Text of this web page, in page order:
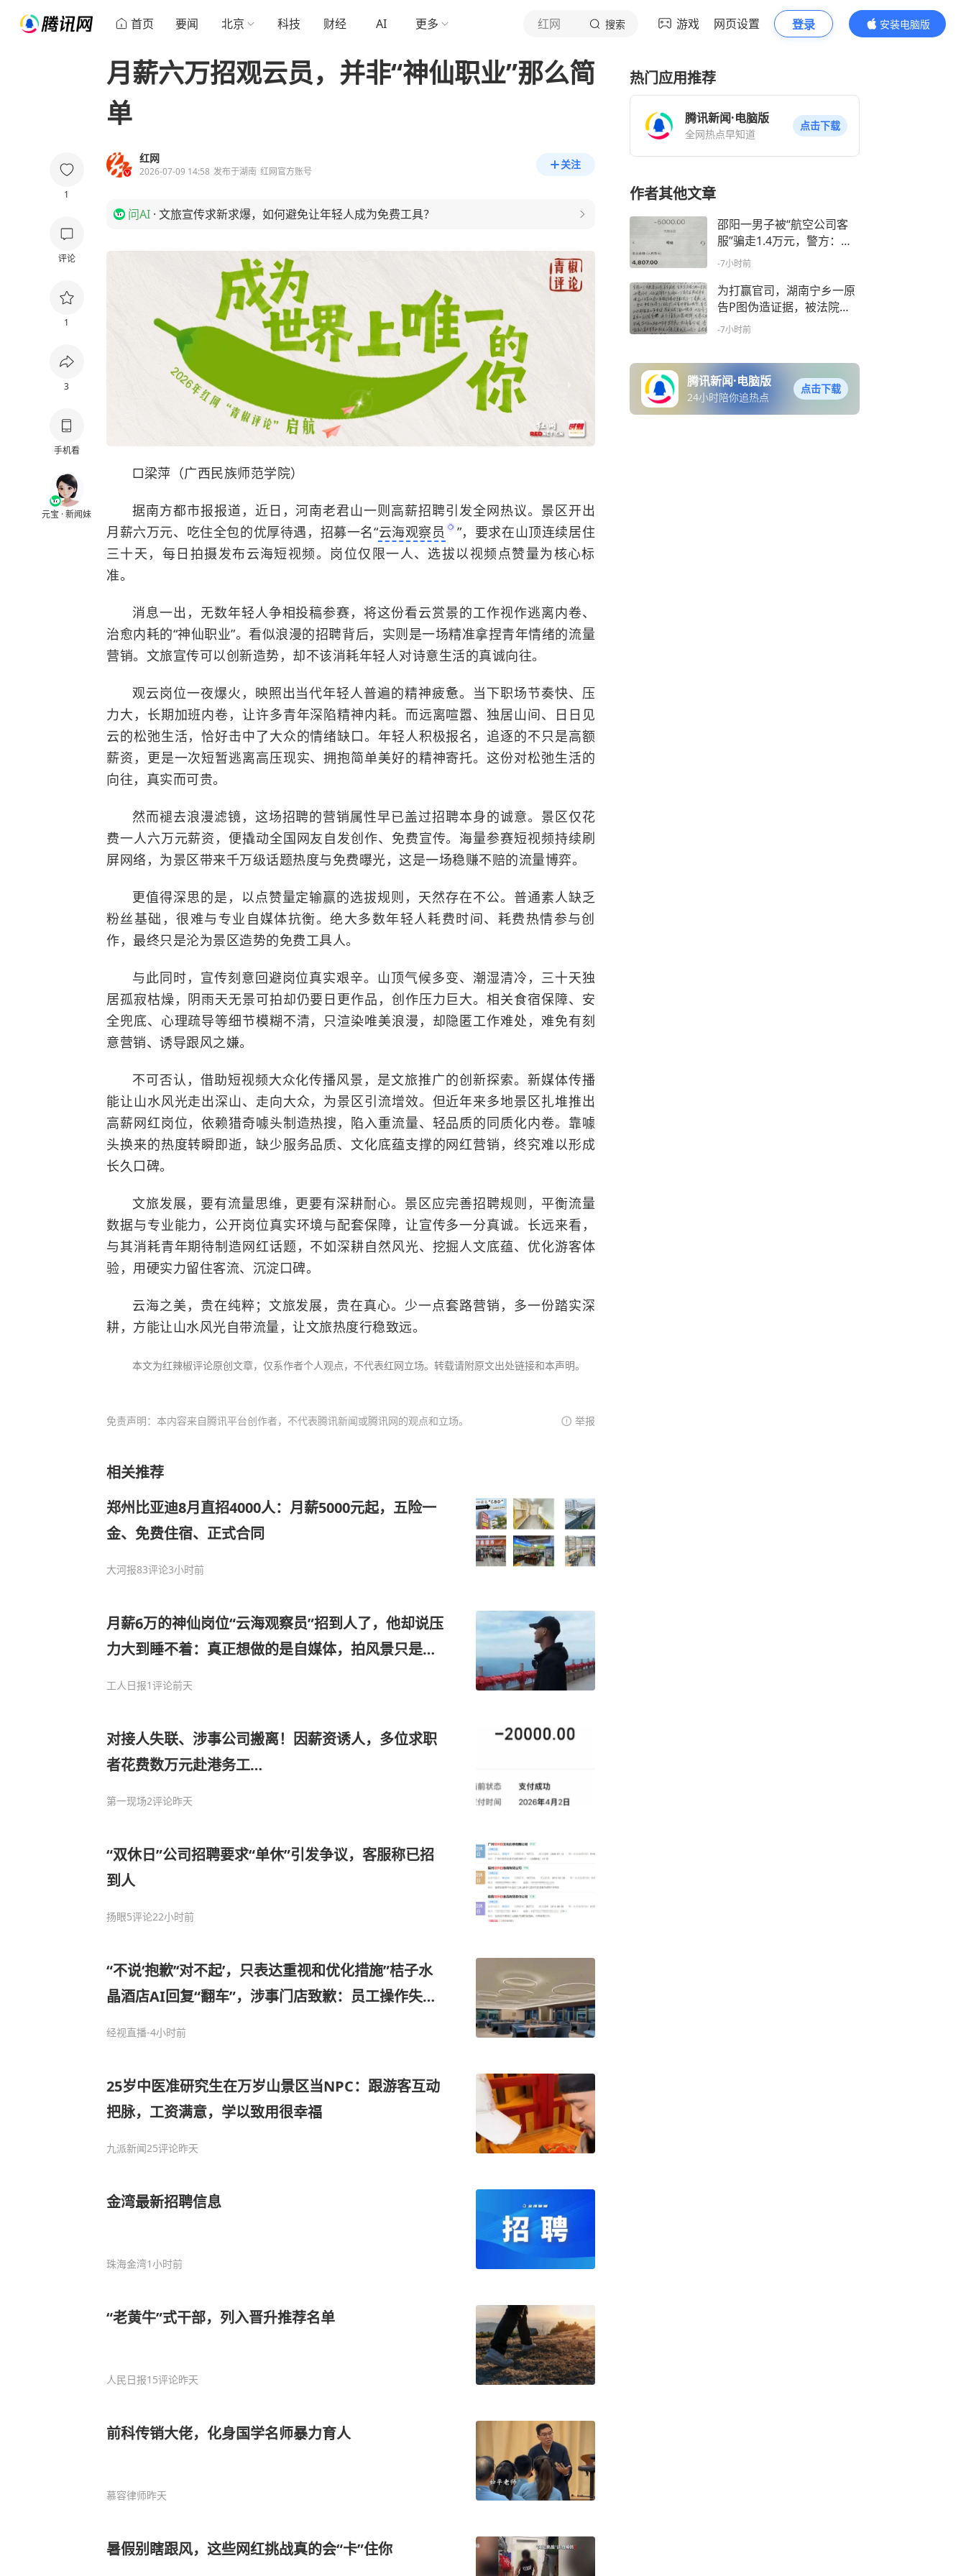
首页 要闻 北京 科技 财经 AI 更多 红网 搜索 游戏 网页设置 登录
安装电脑版
内容更精彩
1
评论
1
3
手机看
元宝 · 新闻妹
月薪六万招观云员，并非“神仙职业”那么简
单
红网
2026-07-09 14:58 发布于湖南 红网官方账号
关注
问AI · 文旅宣传求新求爆，如何避免让年轻人成为免费工具？
□梁萍（广西民族师范学院）
据南方都市报报道，近日，河南老君山一则高薪招聘引发全网热议。景区开出
月薪六万元、吃住全包的优厚待遇，招募一名“云海观察员
”，要求在山顶连续居住
三十天，每日拍摄发布云海短视频。岗位仅限一人、选拔以视频点赞量为核心标
准。
消息一出，无数年轻人争相投稿参赛，将这份看云赏景的工作视作逃离内卷、
治愈内耗的“神仙职业”。看似浪漫的招聘背后，实则是一场精准拿捏青年情绪的流量
营销。文旅宣传可以创新造势，却不该消耗年轻人对诗意生活的真诚向往。
观云岗位一夜爆火，映照出当代年轻人普遍的精神疲惫。当下职场节奏快、压
力大，长期加班内卷，让许多青年深陷精神内耗。而远离喧嚣、独居山间、日日见
云的松弛生活，恰好击中了大众的情绪缺口。年轻人积极报名，追逐的不只是高额
薪资，更是一次短暂逃离高压现实、拥抱简单美好的精神寄托。这份对松弛生活的
向往，真实而可贵。
然而褪去浪漫滤镜，这场招聘的营销属性早已盖过招聘本身的诚意。景区仅花
费一人六万元薪资，便撬动全国网友自发创作、免费宣传。海量参赛短视频持续刷
屏网络，为景区带来千万级话题热度与免费曝光，这是一场稳赚不赔的流量博弈。
更值得深思的是，以点赞量定输赢的选拔规则，天然存在不公。普通素人缺乏
粉丝基础，很难与专业自媒体抗衡。绝大多数年轻人耗费时间、耗费热情参与创
作，最终只是沦为景区造势的免费工具人。
与此同时，宣传刻意回避岗位真实艰辛。山顶气候多变、潮湿清冷，三十天独
居孤寂枯燥，阴雨天无景可拍却仍要日更作品，创作压力巨大。相关食宿保障、安
全兜底、心理疏导等细节模糊不清，只渲染唯美浪漫，却隐匿工作难处，难免有刻
意营销、诱导跟风之嫌。
不可否认，借助短视频大众化传播风景，是文旅推广的创新探索。新媒体传播
能让山水风光走出深山、走向大众，为景区引流增效。但近年来多地景区扎堆推出
高薪网红岗位，依赖猎奇噱头制造热搜，陷入重流量、轻品质的同质化内卷。靠噱
头换来的热度转瞬即逝，缺少服务品质、文化底蕴支撑的网红营销，终究难以形成
长久口碑。
文旅发展，要有流量思维，更要有深耕耐心。景区应完善招聘规则，平衡流量
数据与专业能力，公开岗位真实环境与配套保障，让宣传多一分真诚。长远来看，
与其消耗青年期待制造网红话题，不如深耕自然风光、挖掘人文底蕴、优化游客体
验，用硬实力留住客流、沉淀口碑。
云海之美，贵在纯粹；文旅发展，贵在真心。少一点套路营销，多一份踏实深
耕，方能让山水风光自带流量，让文旅热度行稳致远。
本文为红辣椒评论原创文章，仅系作者个人观点，不代表红网立场。转载请附原文出处链接和本声明。
免责声明：本内容来自腾讯平台创作者，不代表腾讯新闻或腾讯网的观点和立场。 举报
相关推荐
郑州比亚迪8月直招4000人：月薪5000元起，五险一
金、免费住宿、正式合同
大河报83评论3小时前
月薪6万的神仙岗位“云海观察员”招到人了，他却说压
力大到睡不着：真正想做的是自媒体，拍风景只是载
工人日报1评论前天
对接人失联、涉事公司搬离！因薪资诱人，多位求职
者花费数万元赴港务工…
第一现场2评论昨天
“双休日”公司招聘要求“单休”引发争议，客服称已招
到人
扬眼5评论22小时前
“不说‘抱歉’‘对不起’，只表达重视和优化措施”桔子水
晶酒店AI回复“翻车”，涉事门店致歉：员工操作失
经视直播-4小时前
25岁中医准研究生在万岁山景区当NPC：跟游客互动
把脉，工资满意，学以致用很幸福
九派新闻25评论昨天
金湾最新招聘信息
珠海金湾1小时前
“老黄牛”式干部，列入晋升推荐名单
人民日报15评论昨天
前科传销大佬，化身国学名师暴力育人
慕容律师昨天
暑假别瞎跟风，这些网红挑战真的会“卡”住你
热门应用推荐
腾讯新闻·电脑版
全网热点早知道
点击下载
作者其他文章
邵阳一男子被“航空公司客
服”骗走1.4万元，警方：这
种“屏幕共享”千万别开
-7小时前
为打赢官司，湖南宁乡一原
告P图伪造证据，被法院罚
款3000元+写检讨
-7小时前
腾讯新闻·电脑版
24小时陪你追热点
点击下载